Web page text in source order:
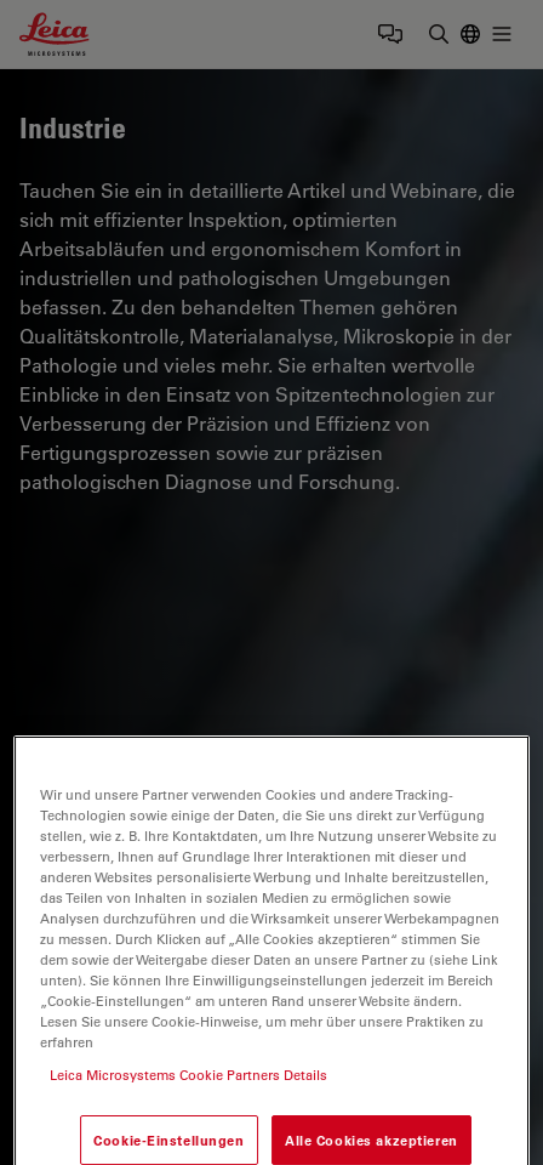
Leica Microsystems Logo
Industrie
Tauchen Sie ein in detaillierte Artikel und Webinare, die
sich mit effizienter Inspektion, optimierten
Arbeitsabläufen und ergonomischem Komfort in
industriellen und pathologischen Umgebungen
befassen. Zu den behandelten Themen gehören
Qualitätskontrolle, Materialanalyse, Mikroskopie in der
Pathologie und vieles mehr. Sie erhalten wertvolle
Einblicke in den Einsatz von Spitzentechnologien zur
Verbesserung der Präzision und Effizienz von
Fertigungsprozessen sowie zur präzisen
pathologischen Diagnose und Forschung.
Wir und unsere Partner verwenden Cookies und andere Tracking-
Technologien sowie einige der Daten, die Sie uns direkt zur Verfügung
stellen, wie z. B. Ihre Kontaktdaten, um Ihre Nutzung unserer Website zu
verbessern, Ihnen auf Grundlage Ihrer Interaktionen mit dieser und
anderen Websites personalisierte Werbung und Inhalte bereitzustellen,
das Teilen von Inhalten in sozialen Medien zu ermöglichen sowie
Analysen durchzuführen und die Wirksamkeit unserer Werbekampagnen
zu messen. Durch Klicken auf „Alle Cookies akzeptieren“ stimmen Sie
dem sowie der Weitergabe dieser Daten an unsere Partner zu (siehe Link
unten). Sie können Ihre Einwilligungseinstellungen jederzeit im Bereich
„Cookie-Einstellungen“ am unteren Rand unserer Website ändern.
Lesen Sie unsere Cookie-Hinweise, um mehr über unsere Praktiken zu
erfahren
Leica Microsystems Cookie Partners Details
Cookie-Einstellungen Alle Cookies akzeptieren